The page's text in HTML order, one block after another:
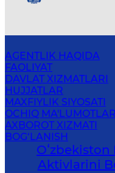
AGENTLIK HAQIDA
FAOLIYAT
DAVLAT XIZMATLARI
HUJJATLAR
MAXFIYLIK SIYOSATI
OCHIQ MA'LUMOTLAR
AXBOROT XIZMATI
BOG‘LANISH
Aktivlarini